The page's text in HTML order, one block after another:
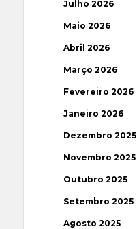
Julho 2026
Maio 2026
Abril 2026
Março 2026
Fevereiro 2026
Janeiro 2026
Dezembro 2025
Novembro 2025
Outubro 2025
Setembro 2025
Agosto 2025